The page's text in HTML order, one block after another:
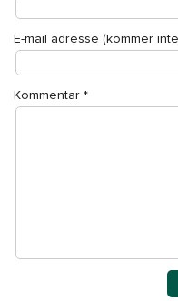
E-mail adresse (kommer
Kommentar *